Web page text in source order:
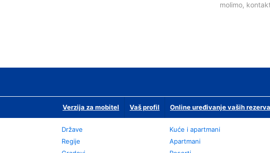
molimo,
Verzija za mobitel Vaš profil Online uređivanje vaših
Države
Regije
Kuće i apartmani
Apartmani